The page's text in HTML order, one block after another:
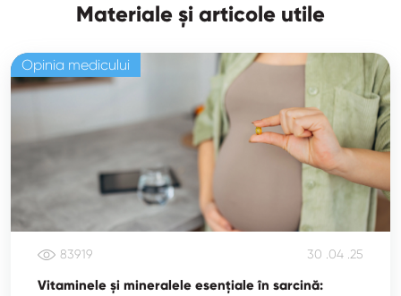
Materiale și articole utile
Opinia medicului
83919 30 .04 .25
Vitaminele și mineralele esențiale în sarcină: